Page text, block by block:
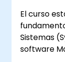
El curso
Sistemas
software